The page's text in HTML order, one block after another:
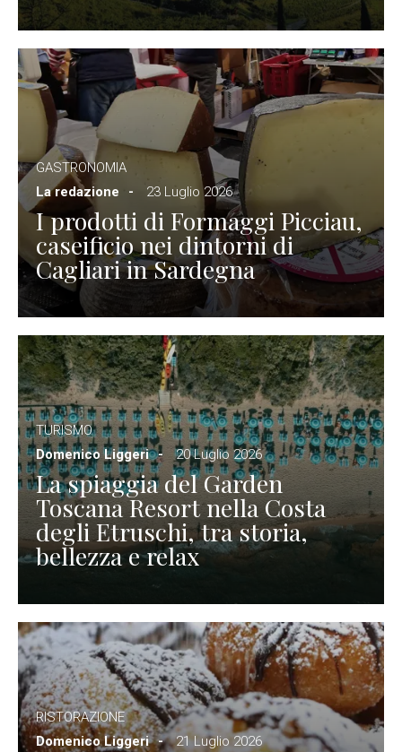
GASTRONOMIA
La redazione
23 Luglio 2026
I prodotti di Formaggi Picciau,
caseificio nei dintorni di
Cagliari in Sardegna
TURISMO
Domenico Liggeri
20 Luglio 2026
La spiaggia del Garden
Toscana Resort nella Costa
degli Etruschi, tra storia,
bellezza e relax
RISTORAZIONE
Domenico Liggeri
21 Luglio 2026